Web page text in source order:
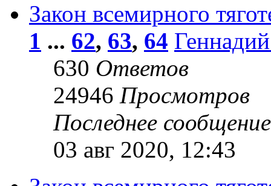
Закон всемирного
1 ... 62, 63, 64
630 Ответов
24946 Просмотров
Последнее
03 авг 2020, 12:43